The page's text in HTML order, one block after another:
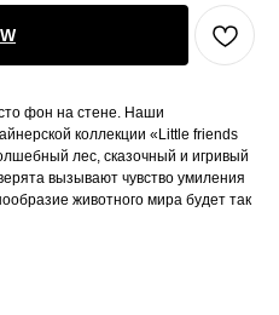
фон на стене. Наши
коллекции «Little friends
лес, сказочный и игривый
вызывают чувство умиления
животного мира будет так